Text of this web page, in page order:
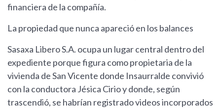
financiera de la compañía.
La propiedad que nunca apareció en los balances
Sasaxa Libero S.A. ocupa un lugar central dentro del
expediente porque figura como propietaria de la
vivienda de San Vicente donde Insaurralde convivió
con la conductora Jésica Cirio y donde, según
trascendió, se habrían registrado videos incorporados